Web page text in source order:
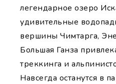
легендарное озеро
удивительные
вершины Чимтарга,
Большая Ганза
треккинга и
Навсегда останутся в